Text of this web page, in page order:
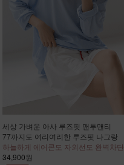
세상 가벼운 아사 루즈핏 맨투맨티
77까지도 여리여리한 루즈핏 나그랑
하늘하게 에어콘도 자외선도 완벽차단
34,900원